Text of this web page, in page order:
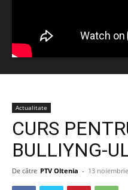
Actualitate
CURS
BULLIYNG-
De către PTV Oltenia - 13